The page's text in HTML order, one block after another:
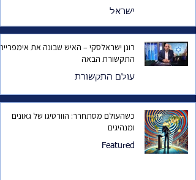
ישראל
רונן ישראלסקי – האיש שבונה את
התקשורת הבאה
עולם התקשורת
כשהעולם מסתחרר: הוורטיגו של גאונים
ומנהיגים
Featured